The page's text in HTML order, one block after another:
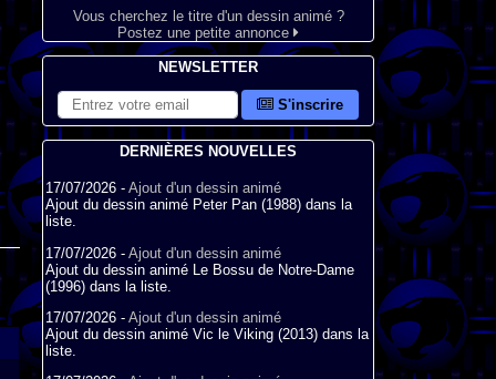
Vous cherchez le titre d'un dessin animé ?
Postez une petite annonce
NEWSLETTER
S'inscrire
DERNIÈRES NOUVELLES
17/07/2026 - Ajout d'un dessin animé
Ajout du dessin animé Peter Pan (1988) dans la
liste.
17/07/2026 - Ajout d'un dessin animé
Ajout du dessin animé Le Bossu de Notre-Dame
(1996) dans la liste.
17/07/2026 - Ajout d'un dessin animé
Ajout du dessin animé Vic le Viking (2013) dans la
liste.